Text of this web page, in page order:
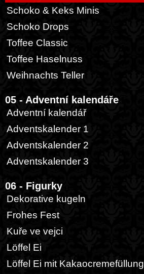
Schoko & Keks Minis
Schoko Drops
Toffee Classic
Toffee Haselnuss
Weihnachts Teller
05 - Adventní kalendáře
Adventní kalendář
Adventskalender 1
Adventskalender 2
Adventskalender 3
06 - Figurky
Dekorative kugeln
Frohes Fest
Kuře ve vejci
Löffel Ei
Löffel Ei mit Kakaocremefüllung